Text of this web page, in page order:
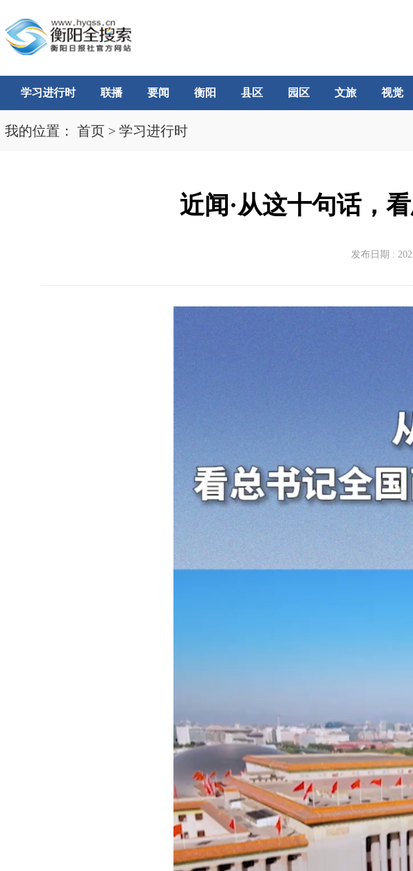
学习进行时 联播 要闻 衡阳 县区 园区 文旅 视觉
我的位置： 首页 > 学习进行时
近闻·从这十句话，
发布日期 :